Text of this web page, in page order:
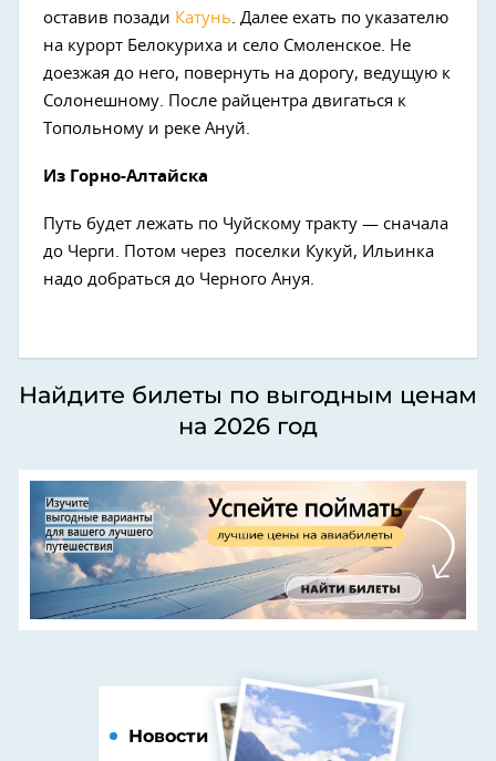
оставив позади Катунь . Далее ехать по указателю
на курорт Белокуриха и село Смоленское. Не
доезжая до него, повернуть на дорогу, ведущую к
Солонешному. После райцентра двигаться к
Топольному и реке Ануй.
Из Горно-Алтайска
Путь будет лежать по Чуйскому тракту — сначала
до Черги. Потом через поселки Кукуй, Ильинка
надо добраться до Черного Ануя.
Найдите билеты по выгодным ценам
на 2026 год
Новости